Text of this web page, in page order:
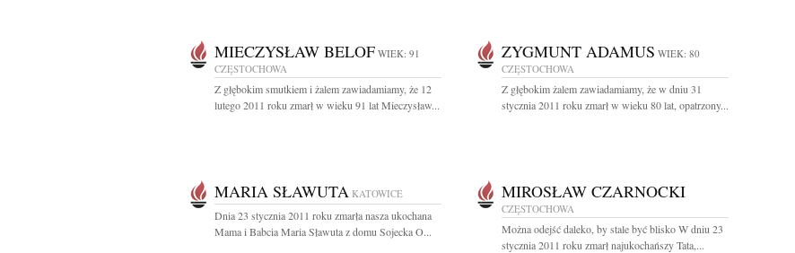
MIECZYSŁAW BELOF WIEK: 91
CZĘSTOCHOWA
Z głębokim smutkiem i żalem zawiadamiamy, że 12
lutego 2011 roku zmarł w wieku 91 lat Mieczysław...
ZYGMUNT ADAMUS WIEK: 80
CZĘSTOCHOWA
Z głębokim żalem zawiadamiamy, że w dniu 31
stycznia 2011 roku zmarł w wieku 80 lat, opatrzony...
MARIA SŁAWUTA KATOWICE
Dnia 23 stycznia 2011 roku zmarła nasza ukochana
Mama i Babcia Maria Sławuta z domu Sojecka O...
MIROSŁAW CZARNOCKI
CZĘSTOCHOWA
Można odejść daleko, by stale być blisko W dniu 23
stycznia 2011 roku zmarł najukochańszy Tata,...